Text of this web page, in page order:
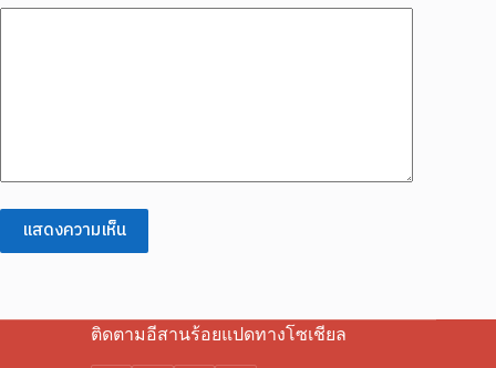
แสดงความเห็น
ติดตามอีสานร้อยแปดทางโซเชียล